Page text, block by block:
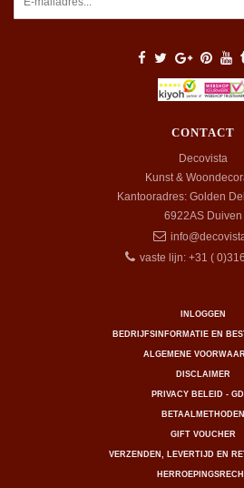
CONTACT
Decovista
Kunst &
Kantooradres: Golden
6922AS Duiven
vaste lijn: +31 (
INLOGGEN
BEDRIJFSINFORMATIE EN
ALGEMENE
DISCLAIMER
PRIVACY BELEID -
BETAALMETHODEN
GIFT VOUCHER
VERZENDEN, LEVERTIJD EN